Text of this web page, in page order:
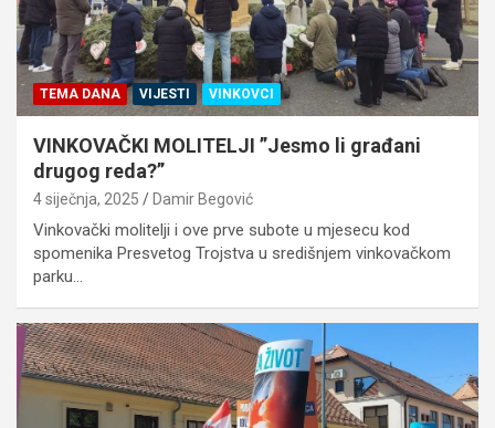
TEMA DANA VIJESTI VINKOVCI
VINKOVAČKI MOLITELJI ”Jesmo li građani
drugog reda?”
4 siječnja, 2025 Damir Begović
Vinkovački molitelji i ove prve subote u mjesecu kod
spomenika Presvetog Trojstva u središnjem vinkovačkom
parku…